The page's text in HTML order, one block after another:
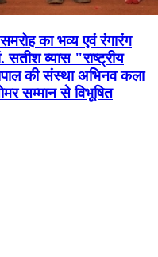
का भव्य एवं रंगारंग
व्यास "राष्ट्रीय
की संस्था अभिनव कला
सम्मान से विभूषित